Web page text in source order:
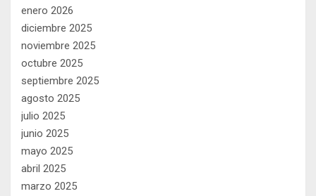
enero 2026
diciembre 2025
noviembre 2025
octubre 2025
septiembre 2025
agosto 2025
julio 2025
junio 2025
mayo 2025
abril 2025
marzo 2025